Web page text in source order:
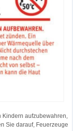
Kindern aufzubewahren,
Sie darauf, Feuerzeuge